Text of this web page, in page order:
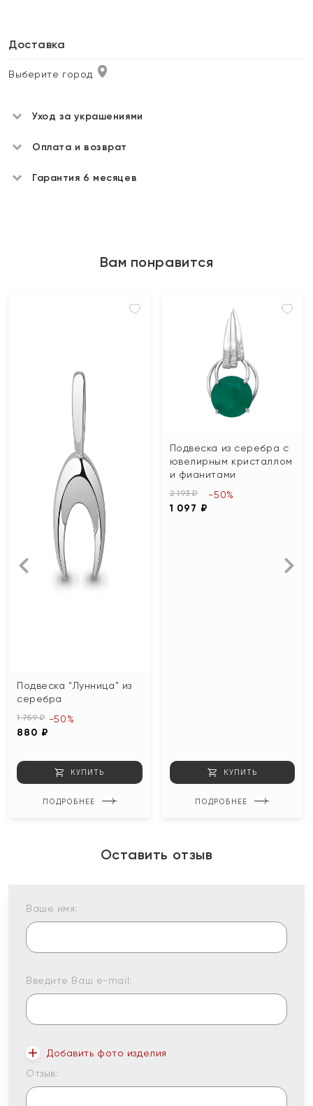
Доставка
Выберите город
Уход за украшениями
Оплата и возврат
Гарантия 6 месяцев
Вам понравится
Подвеска "Лунница" из
серебра
1 759 ₽
880 ₽
-50%
КУПИТЬ
ПОДРОБНЕЕ
Подвеска из серебра с
ювелирным кристаллом
и фианитами
2 193 ₽
1 097 ₽
-50%
КУПИТЬ
ПОДРОБНЕЕ
Оставить отзыв
Ваше имя:
Введите Ваш e-mail:
Добавить фото изделия
Отзыв: